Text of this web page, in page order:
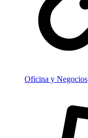
Oficina y Negocios